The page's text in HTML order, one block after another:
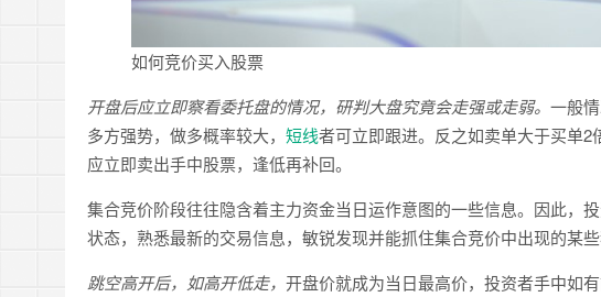
如何竞价买入股票
开盘后应立即察看委托盘的情况，研判大盘究竟会走强或走弱。 一般
多方强势，做多概率较大， 短线者可立即跟进。反之如卖单大于买单
应立即卖出手中股票，逢低再补回。
集合竞价阶段往往隐含着主力资金当日运作意图的一些信息。因此，
状态，熟悉最新的交易信息，敏锐发现并能抓住集合竞价中出现的某
跳空高开后，如高开低走， 开盘价就成为当日最高价，投资者手中如